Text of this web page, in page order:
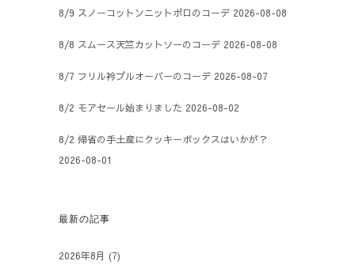
8/9 スノーコットンニットポロのコーデ 2026-08-08
8/8 スムース天竺カットソーのコーデ 2026-08-08
8/7 フリル衿プルオーバーのコーデ 2026-08-07
8/2 モアセール始まりました 2026-08-02
8/2 帰省の手土産にクッキーボックスはいかが？
2026-08-01
最新の記事
2026年8月 (7)